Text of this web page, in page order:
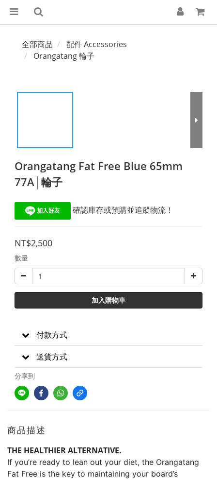
全部商品
配件 Accessories
Orangatang 輪子
Orangatang Fat Free Blue 65mm
77A│輪子
確認庫存或預購並追蹤物流！
NT$2,500
數量
加入購物車
付款方式
送貨方式
分享到
商品描述
THE HEALTHIER ALTERNATIVE.
If you’re ready to lean out your diet, the Orangatang
Fat Free is the key to maintaining your board’s